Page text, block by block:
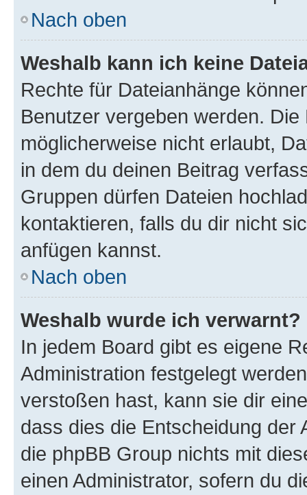
Nach oben
Weshalb kann ich keine
Rechte für Dateianhänge
Benutzer vergeben werden.
möglicherweise nicht erlaubt,
in dem du deinen Beitrag
Gruppen dürfen Dateien
kontaktieren, falls du dir nicht
anfügen kannst.
Nach oben
Weshalb wurde ich verwarnt?
In jedem Board gibt es eigene
Administration festgelegt
verstoßen hast, kann sie dir
dass dies die Entscheidung der
die phpBB Group nichts mit
einen Administrator, sofern du